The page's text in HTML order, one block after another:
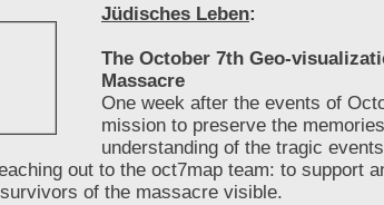
Jüdisches Leben:
The October 7th Geo-
Massacre
One week after the events of
mission to preserve the
understanding of the tragic
out to the oct7map team: to support
of the massacre visible.